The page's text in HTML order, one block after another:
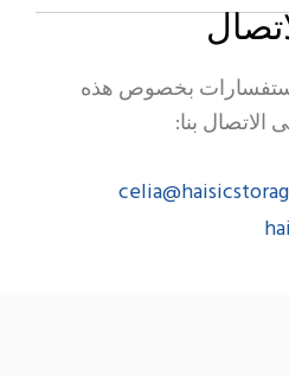
استفسارات بخصوص هذه
بنا: